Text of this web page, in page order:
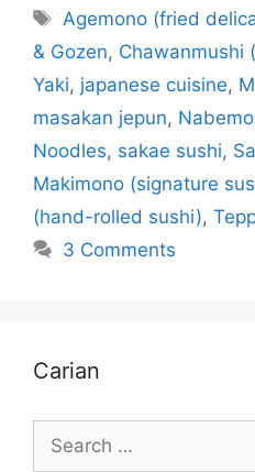
Tags
Agemono (fried
& Gozen, Chawanmushi
Yaki, japanese cuisine,
masakan jepun,
Noodles, sakae sushi,
Makimono (signature
(hand-rolled sushi),
3 Comments
Carian
for: